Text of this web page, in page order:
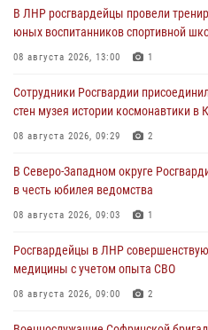
В ЛНР росгвардейцы провели
юных воспитанников спортивной
08 августа 2026, 13:00 1
Сотрудники Росгвардии
стен музея истории космонавтики в
08 августа 2026, 09:29 2
В Северо-Западном округе
в честь юбилея ведомства
08 августа 2026, 09:03 1
Росгвардейцы в ЛНР
медицины с учетом опыта СВО
08 августа 2026, 09:00 2